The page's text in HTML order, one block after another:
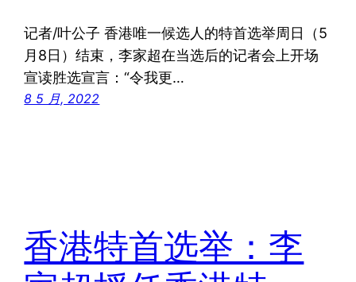
记者/叶公子 香港唯一候选人的特首选举周日（5
月8日）结束，李家超在当选后的记者会上开场
宣读胜选宣言：“令我更…
8 5 月, 2022
香港特首选举：李